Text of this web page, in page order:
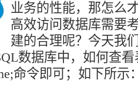
业务的性能，那怎么
高效访问数据库需要
建的合理呢？今天我
数据库中，如何查
命令即可；如下所示